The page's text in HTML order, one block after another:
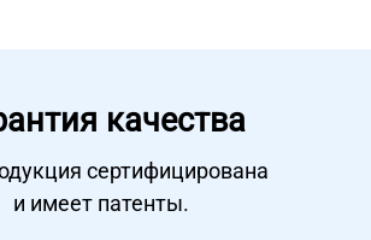
качества
сертифицирована
и имеет патенты.